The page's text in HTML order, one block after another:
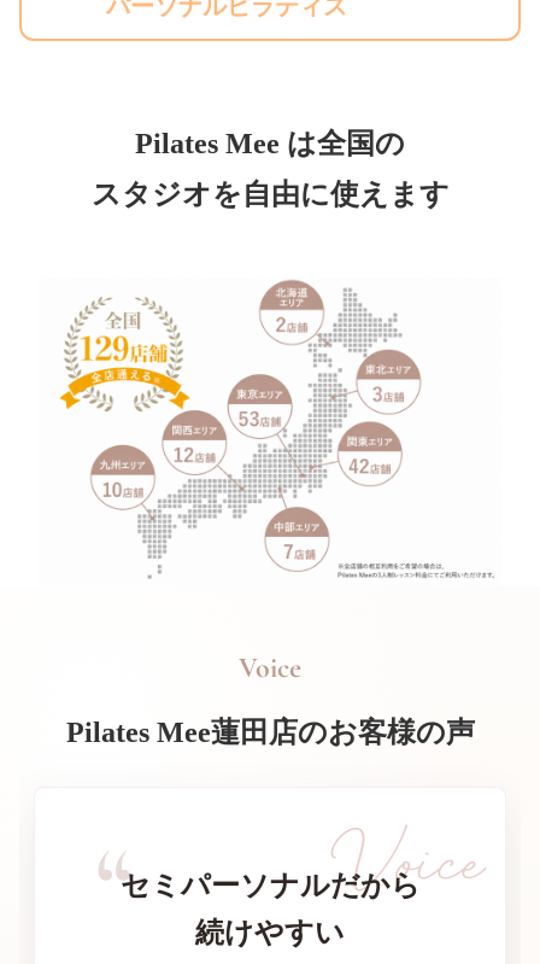
パーソナルピラティス
Pilates Mee は全国の
スタジオを自由に使えます
Voice
Pilates Mee蓮田店のお客様の声
セミパーソナルだから
続けやすい